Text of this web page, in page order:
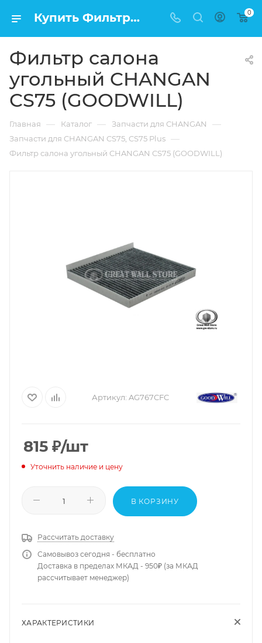
Купить Фильтр салона угольный CHANGAN CS75 (GOODWILL) в Москве по низкой цене 0
Фильтр салона
угольный CHANGAN
CS75 (GOODWILL)
Главная — Каталог — Запчасти для CHANGAN —
Запчасти для CHANGAN CS75, CS75 Plus —
Фильтр салона угольный CHANGAN CS75 (GOODWILL)
Артикул: AG767CFC
815 ₽/шт
Уточнить наличие и цену
В КОРЗИНУ
Рассчитать доставку
Самовывоз сегодня - бесплатно
Доставка в пределах МКАД - 950₽ (за МКАД
рассчитывает менеджер)
ХАРАКТЕРИСТИКИ